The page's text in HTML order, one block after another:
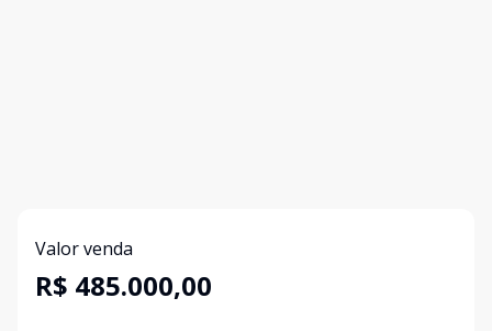
Valor venda
R$ 485.000,00